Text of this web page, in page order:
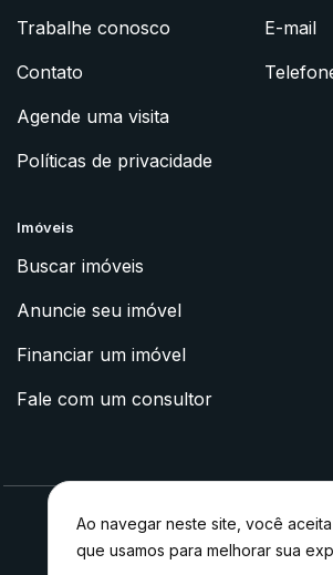
Trabalhe conosco
Contato
Agende uma visita
Políticas de privacidade
E-mail
Imóveis
Buscar imóveis
Anuncie seu imóvel
Financiar um imóvel
Fale com um consultor
2023 © Apoyo
Ao navegar neste site, você
que usamos para melhorar sua